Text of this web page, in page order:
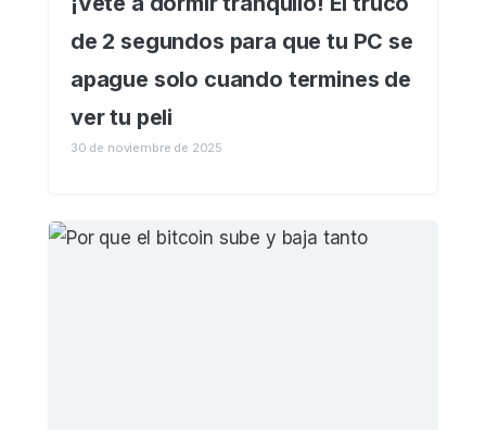
de 2 segundos para que tu PC se
apague solo cuando termines de
ver tu peli
30 de noviembre de 2025